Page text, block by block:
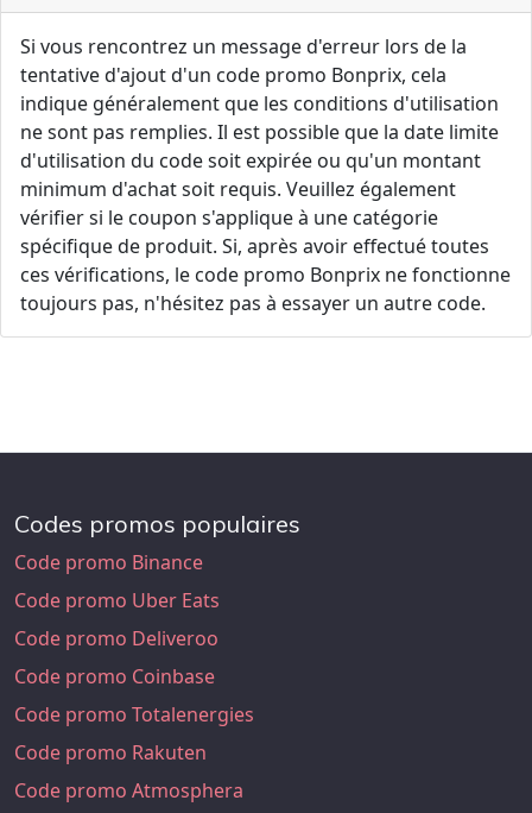
Si vous rencontrez un message d'erreur lors de la
tentative d'ajout d'un code promo Bonprix, cela
indique généralement que les conditions d'utilisation
ne sont pas remplies. Il est possible que la date limite
d'utilisation du code soit expirée ou qu'un montant
minimum d'achat soit requis. Veuillez également
vérifier si le coupon s'applique à une catégorie
spécifique de produit. Si, après avoir effectué toutes
ces vérifications, le code promo Bonprix ne fonctionne
toujours pas, n'hésitez pas à essayer un autre code.
Codes promos populaires
Code promo Binance
Code promo Uber Eats
Code promo Deliveroo
Code promo Coinbase
Code promo Totalenergies
Code promo Rakuten
Code promo Atmosphera